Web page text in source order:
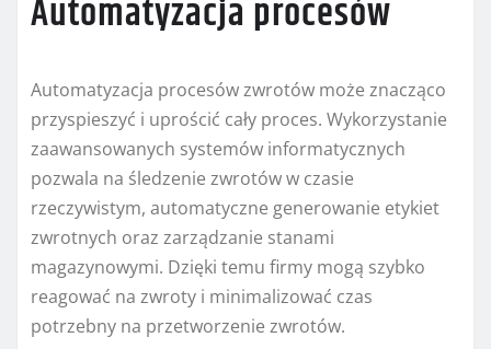
Automatyzacja procesów
Automatyzacja procesów zwrotów może znacząco
przyspieszyć i uprościć cały proces. Wykorzystanie
zaawansowanych systemów informatycznych
pozwala na śledzenie zwrotów w czasie
rzeczywistym, automatyczne generowanie etykiet
zwrotnych oraz zarządzanie stanami
magazynowymi. Dzięki temu firmy mogą szybko
reagować na zwroty i minimalizować czas
potrzebny na przetworzenie zwrotów.